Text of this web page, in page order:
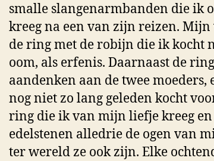
smalle slangenarmbanden die ik
kreeg na een van zijn reizen.
de ring met de robijn die ik kocht
oom, als erfenis. Daarnaast de
aandenken aan de twee
nog niet zo lang geleden kocht
ring die ik van mijn liefje kreeg
edelstenen alledrie de ogen van
ter wereld ze ook zijn. Elke